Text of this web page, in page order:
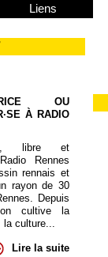
Liens
OU
À RADIO
libre et
Rennes
rennais et
rayon de 30
Depuis
cultive la
la culture...
Lire la suite